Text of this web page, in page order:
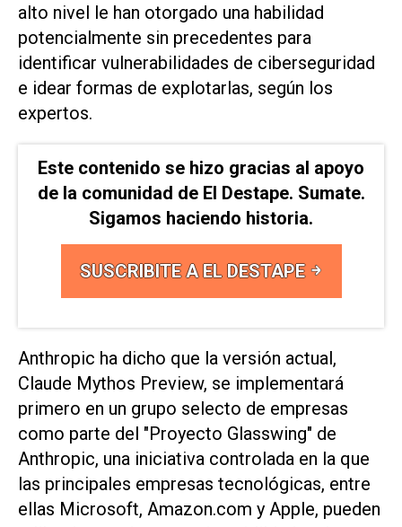
alto nivel le han otorgado una habilidad
potencialmente sin precedentes para
identificar vulnerabilidades de ciberseguridad
e idear formas ​de ‌explotarlas, según los
expertos.
Este contenido se hizo gracias al apoyo
de la comunidad de El Destape. Sumate.
Sigamos haciendo historia.
SUSCRIBITE A EL DESTAPE
Anthropic ha dicho que la versión actual,
Claude Mythos Preview, se implementará
primero en un grupo selecto de empresas
como parte ⁠del "Proyecto Glasswing" de
Anthropic, una iniciativa controlada en la que
las principales empresas tecnológicas, entre
ellas Microsoft, Amazon.com y Apple, pueden